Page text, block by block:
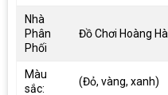
Nhà
Phân
Phối
Đồ Chơi Hoàng Hà
Màu
sắc:
(Đỏ, vàng, xanh)